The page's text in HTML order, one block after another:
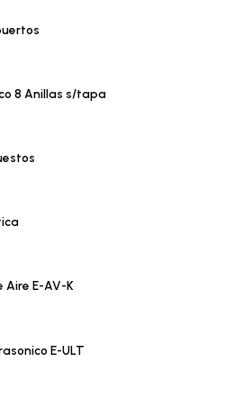
8 Anillas s/tapa
Aire E-AV-K
E-ULT